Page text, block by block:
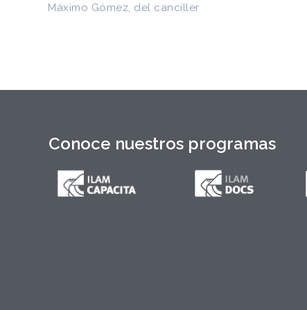
Máximo Gómez, del canciller
Conoce nuestros programas